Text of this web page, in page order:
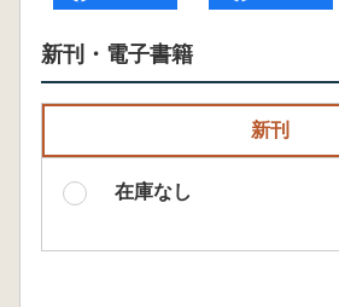
新刊・電子書籍
新刊
在庫なし